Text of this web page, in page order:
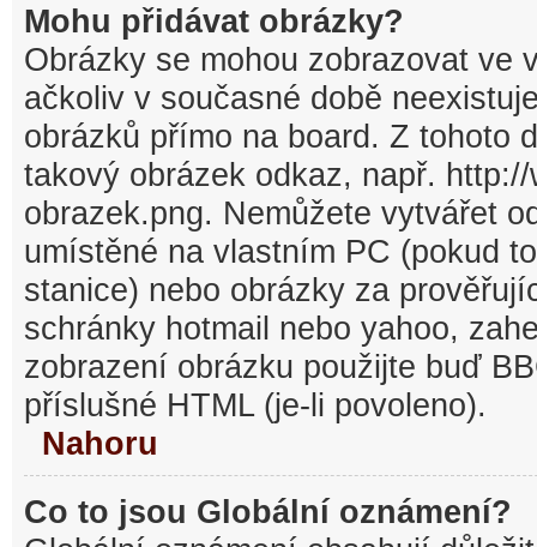
Mohu přidávat obrázky?
Obrázky se mohou zobrazovat ve
ačkoliv v současné době
obrázků přímo na board. Z tohoto
takový obrázek odkaz, např.
obrazek.png. Nemůžete vytvářet
umístěné na vlastním PC (pokud
stanice) nebo obrázky za
schránky hotmail nebo yahoo,
zobrazení obrázku použijte buď
příslušné HTML (je-li povoleno).
Nahoru
Co to jsou Globální oznámení?